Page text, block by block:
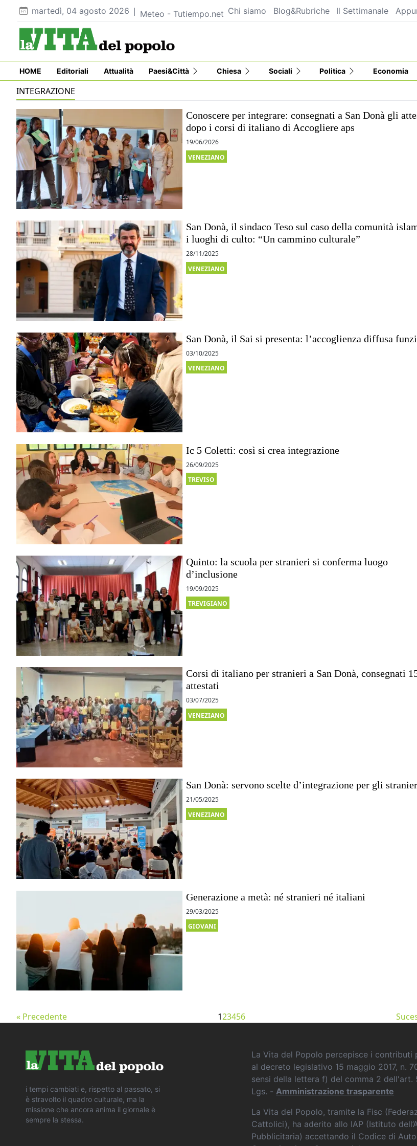
martedì, 04 agosto 2026 Meteo - Tutiempo.net Chi siamo Blog&Rubriche Il Settimanale
HOME Editoriali Attualità Paesi&Città Chiesa Sociali Politica Economia
INTEGRAZIONE
Conoscere per integrare: consegnati a San Donà gli
dopo i corsi di italiano di Accogliere aps
19/06/2026
VENEZIANO
San Donà, il sindaco Teso sul caso della comunità
i luoghi di culto: “Un cammino culturale”
28/11/2025
VENEZIANO
San Donà, il Sai si presenta: l’accoglienza diffusa
03/10/2025
VENEZIANO
Ic 5 Coletti: così si crea integrazione
26/09/2025
TREVISO
Quinto: la scuola per stranieri si conferma luogo
d’inclusione
19/09/2025
TREVIGIANO
Corsi di italiano per stranieri a San Donà, consegnati
attestati
03/07/2025
VENEZIANO
San Donà: servono scelte d’integrazione per gli
21/05/2025
VENEZIANO
Generazione a metà: né stranieri né italiani
29/03/2025
GIOVANI
« Precedente 123456
i tempi cambiati e, rispetto al passato, si
è stravolto il quadro culturale, ma la
missione che ancora anima il giornale è
sempre la stessa.
La Vita del Popolo percepisce i contributi
al decreto legislativo 15 maggio 2017, n.
sensi della lettera f) del comma 2 dell'art.
Lgs. - Amministrazione trasparente
La Vita del Popolo, tramite la Fisc
Cattolici), ha aderito allo IAP (Istituto
Pubblicitaria) accettando il Codice di